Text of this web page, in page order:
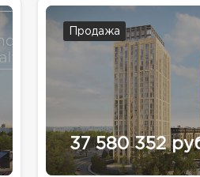
Продажа
37 580 352